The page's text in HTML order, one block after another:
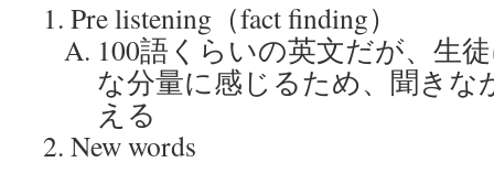
Pre listening（fact finding）
100語くらいの英文だが、生
な分量に感じるため、聞きな
える
New words